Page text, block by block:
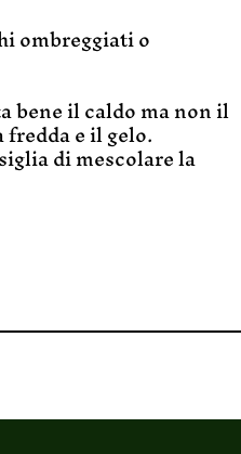
ombreggiati o
bene il caldo ma non il
e il gelo.
di mescolare la